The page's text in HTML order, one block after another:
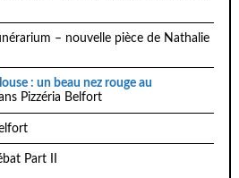
– nouvelle pièce de Nathalie
: un beau nez rouge au
Pizzéria Belfort
Part II